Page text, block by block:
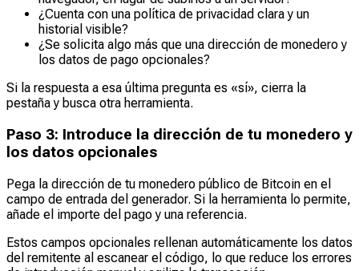
¿Cuenta con una política de privacidad clara y un
historial visible?
¿Se solicita algo más que una dirección de monedero y
los datos de pago opcionales?
Si la respuesta a esa última pregunta es «sí», cierra la
pestaña y busca otra herramienta.
Paso 3: Introduce la dirección de tu monedero y
los datos opcionales
Pega la dirección de tu monedero público de Bitcoin en el
campo de entrada del generador. Si la herramienta lo permite,
añade el importe del pago y una referencia.
Estos campos opcionales rellenan automáticamente los datos
del remitente al escanear el código, lo que reduce los errores